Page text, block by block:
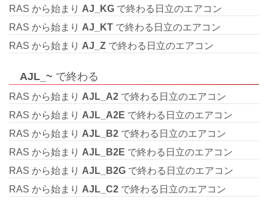
RAS から始まり AJ_KG で終わる日立のエアコン
RAS から始まり AJ_KT で終わる日立のエアコン
RAS から始まり AJ_Z で終わる日立のエアコン
AJL_~ で終わる
RAS から始まり AJL_A2 で終わる日立のエアコン
RAS から始まり AJL_A2E で終わる日立のエアコン
RAS から始まり AJL_B2 で終わる日立のエアコン
RAS から始まり AJL_B2E で終わる日立のエアコン
RAS から始まり AJL_B2G で終わる日立のエアコン
RAS から始まり AJL_C2 で終わる日立のエアコン